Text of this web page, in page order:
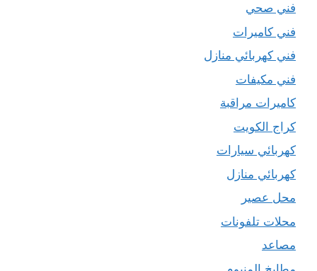
فني صحي
فني كاميرات
فني كهربائي منازل
فني مكيفات
كاميرات مراقبة
كراج الكويت
كهربائي سيارات
كهربائي منازل
محل عصير
محلات تلفونات
مصاعد